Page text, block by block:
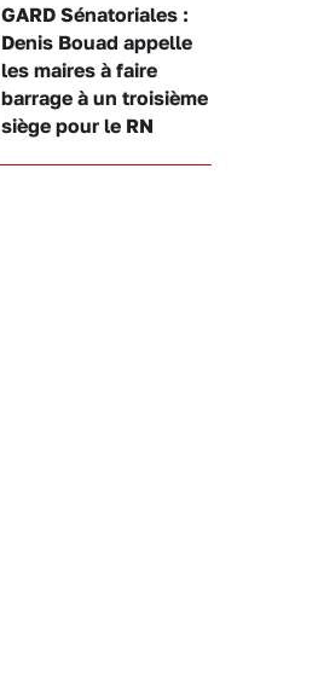
GARD Sénatoriales :
Denis Bouad appelle
les maires à faire
barrage à un troisième
siège pour le RN